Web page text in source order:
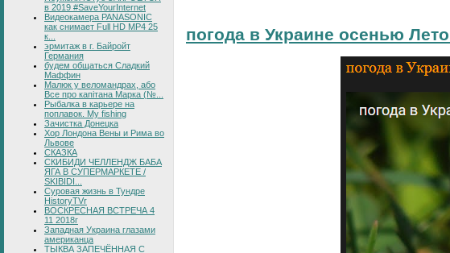
в 2019 #SaveYourInternet
Видеокамера PANASONIC
как снимает Full HD MP4 25
к...
эрмитаж в г. Байройт
Германия
будем общаться Сладкий
Маффин
Малюк у веломандрах, або
Все про капітана Марка (№...
Рыбалка в карьере на
поплавок. My fishing
Зачистка Донецка
Хор Лондона Вены и Рима во
Львове
СКАЗКА
СКИБИДИ ЧЕЛЛЕНДЖ БАБА
ЯГА В СУПЕРМАРКЕТЕ /
SKIBIDI...
Суровая жизнь в Тундре
HistoryTVr
ВОСКРЕСНАЯ ВСТРЕЧА 4
11 2018г
Западная Украина глазами
американца
ТЫКВА ЗАПЕЧЁННАЯ С
погода в Украине осенью